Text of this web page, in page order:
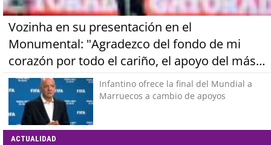
Vozinha en su presentación en el
Monumental: "Agradezco del fondo de mi
corazón por todo el cariño, el apoyo del más
grande de Chile"Infantino ofrece la final del Mundial a
Marruecos a cambio de apoyos
ACTUALIDAD